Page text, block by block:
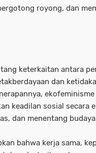
royong, dan
keterkaitan antara
dan
keadilan sosial secara
dan menentang
bahwa kerja sama,